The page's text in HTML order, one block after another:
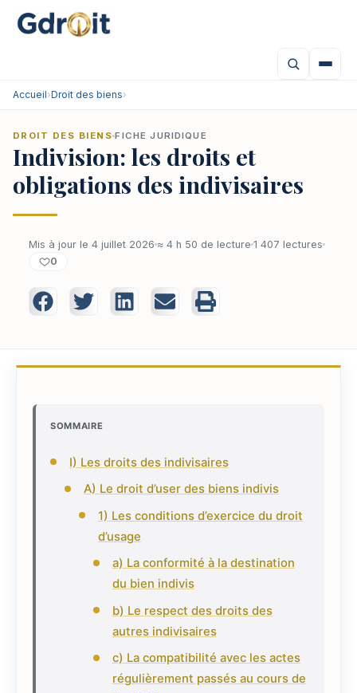
Accueil›Droit des biens›
DROIT DES BIENS FICHE JURIDIQUE
Indivision: les droits et
obligations des indivisaires
Mis à jour le 4 juillet 2026 ≈ 4 h 50 de lecture 1 407 lectures
0
SOMMAIRE
I) Les droits des indivisaires
A) Le droit d’user des biens indivis
1) Les conditions d’exercice du droit
d’usage
a) La conformité à la destination
du bien indivis
b) Le respect des droits des
autres indivisaires
c) La compatibilité avec les actes
régulièrement passés au cours de